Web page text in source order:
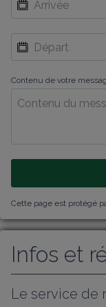
Contenu de votre
Cette page est protégé
Infos et
Le service de